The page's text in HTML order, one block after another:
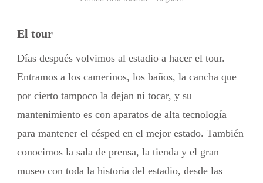
El tour
Días después volvimos al estadio a hacer el tour.
Entramos a los camerinos, los baños, la cancha que
por cierto tampoco la dejan ni tocar, y su
mantenimiento es con aparatos de alta tecnología
para mantener el césped en el mejor estado. También
conocimos la sala de prensa, la tienda y el gran
museo con toda la historia del estadio, desde las